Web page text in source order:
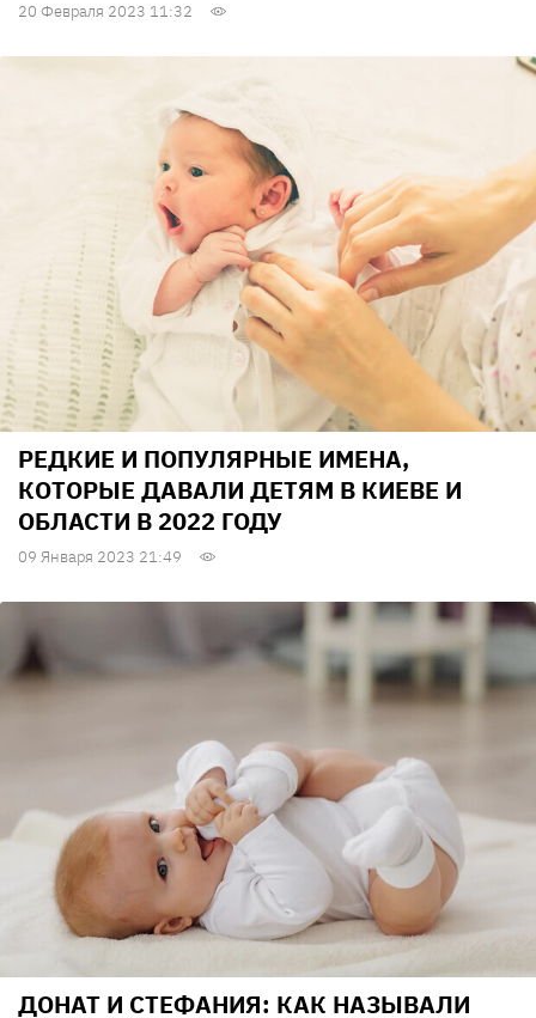
20 Февраля 2023 11:32
РЕДКИЕ И ПОПУЛЯРНЫЕ ИМЕНА,
КОТОРЫЕ ДАВАЛИ ДЕТЯМ В КИЕВЕ И
ОБЛАСТИ В 2022 ГОДУ
09 Января 2023 21:49
ДОНАТ И СТЕФАНИЯ: КАК НАЗЫВАЛИ